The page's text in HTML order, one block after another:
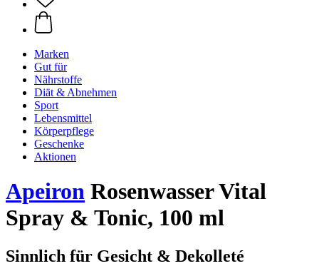
Marken
Gut für
Nährstoffe
Diät & Abnehmen
Sport
Lebensmittel
Körperpflege
Geschenke
Aktionen
Apeiron Rosenwasser Vital
Spray & Tonic, 100 ml
Sinnlich für Gesicht & Dekolleté